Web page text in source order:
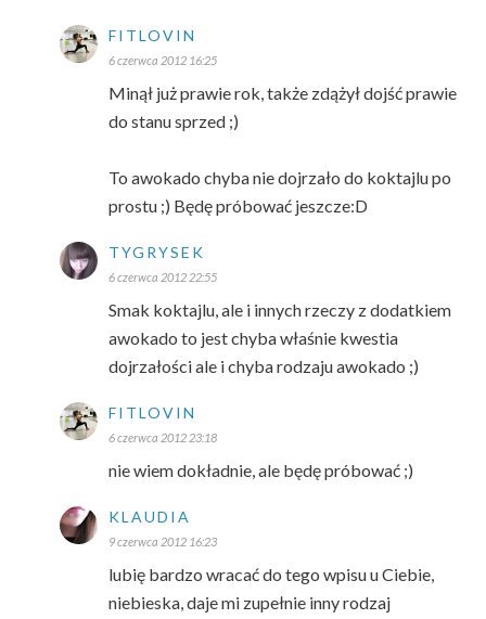
FITLOVIN
6 czerwca 2012 16:25
Minął już prawie rok, także zdążył dojść prawie
do stanu sprzed ;)
To awokado chyba nie dojrzało do koktajlu po
prostu ;) Będę próbować jeszcze:D
TYGRYSEK
6 czerwca 2012 22:55
Smak koktajlu, ale i innych rzeczy z dodatkiem
awokado to jest chyba właśnie kwestia
dojrzałości ale i chyba rodzaju awokado ;)
FITLOVIN
6 czerwca 2012 23:18
nie wiem dokładnie, ale będę próbować ;)
KLAUDIA
9 czerwca 2012 16:23
lubię bardzo wracać do tego wpisu u Ciebie,
niebieska, daje mi zupełnie inny rodzaj